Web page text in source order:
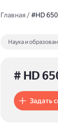
Главная/#HD 650
Наука и
# HD
Задать